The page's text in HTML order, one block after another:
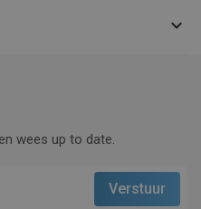

wees up to date.